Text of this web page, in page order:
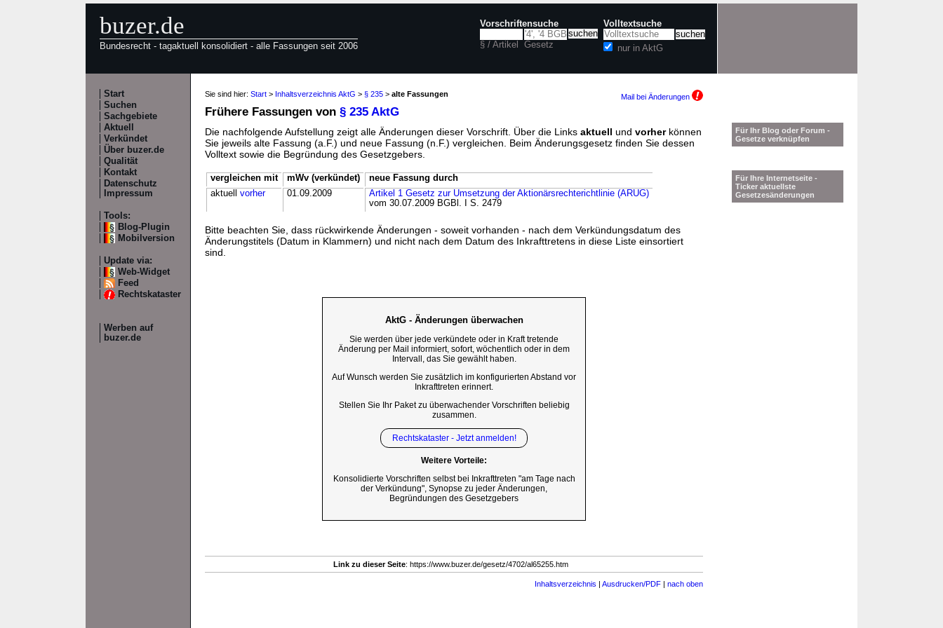
buzer.de
Bundesrecht - tagaktuell konsolidiert - alle Fassungen seit 2006
Vorschriftensuche
§ / Artikel Gesetz
Volltextsuche
nur in AktG
Start
Suchen
Sachgebiete
Aktuell
Verkündet
Über buzer.de
Qualität
Kontakt
Datenschutz
Impressum
Tools:
Blog-Plugin
Mobilversion
Update via:
Web-Widget
Feed
Rechtskataster
Werben auf
buzer.de
Sie sind hier: Start > Inhaltsverzeichnis AktG > § 235 > alte Fassungen Mail bei Änderungen
Frühere Fassungen von § 235 AktG
Die nachfolgende Aufstellung zeigt alle Änderungen dieser Vorschrift. Über die Links aktuell und vorherkönnen
Sie jeweils alte Fassung (a.F.) und neue Fassung (n.F.) vergleichen. Beim Änderungsgesetz finden Sie dessen
Volltext sowie die Begründung des Gesetzgebers.
vergleichen mit mWv (verkündet)
neue Fassung durch
aktuell vorher 01.09.2009
Artikel 1 Gesetz zur Umsetzung der Aktionärsrechterichtlinie (ARUG)
vom 30.07.2009 BGBl. I S. 2479
Bitte beachten Sie, dass rückwirkende Änderungen - soweit vorhanden - nach dem Verkündungsdatum des
Änderungstitels (Datum in Klammern) und nicht nach dem Datum des Inkrafttretens in diese Liste einsortiert
sind.
AktG - Änderungen überwachen
Sie werden über jede verkündete oder in Kraft tretende
Änderung per Mail informiert, sofort, wöchentlich oder in dem
Intervall, das Sie gewählt haben.
Auf Wunsch werden Sie zusätzlich im konfigurierten Abstand vor
Inkrafttreten erinnert.
Stellen Sie Ihr Paket zu überwachender Vorschriften beliebig
zusammen.
Rechtskataster - Jetzt anmelden!
Weitere Vorteile:
Konsolidierte Vorschriften selbst bei Inkrafttreten "am Tage nach
der Verkündung", Synopse zu jeder Änderungen,
Begründungen des Gesetzgebers
Link zu dieser Seite: https://www.buzer.de/gesetz/4702/al65255.htm
Inhaltsverzeichnis | Ausdrucken/PDF | nach oben
Für Ihr Blog oder Forum -
Gesetze verknüpfen
Für Ihre Internetseite -
Ticker aktuellste
Gesetzesänderungen